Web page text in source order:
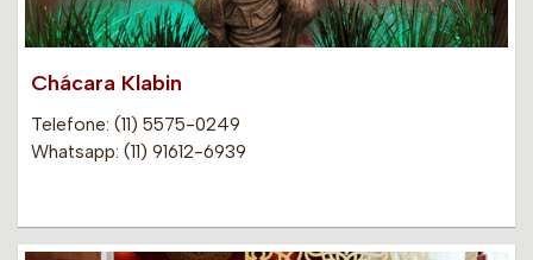
Chácara Klabin
Telefone: (11) 5575-0249
Whatsapp: (11) 91612-6939